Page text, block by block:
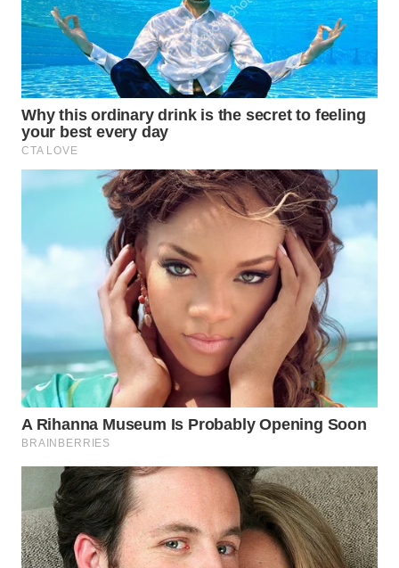
WN
SAMOSIR
WN
PADANG
LAWAS
WN
KEPULAUAN
SERIBU
WN
TANGERANG
WN
BINJAI
WN
CIREBON